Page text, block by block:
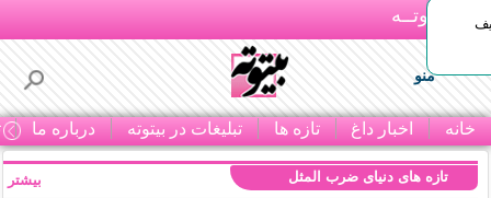
بـیتوتــه
منو
خانه اخبار داغ تازه ها تبلیغات در بیتوته درباره ما
تازه های دنیای ضرب المثل بیشتر